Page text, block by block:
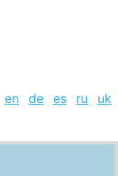
en de es ru
uk